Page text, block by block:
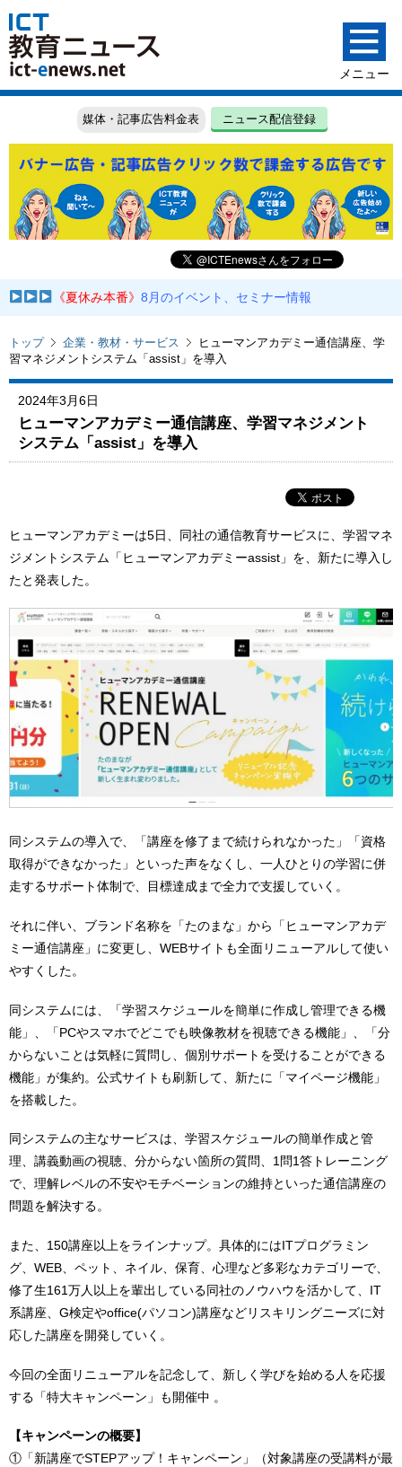
媒体・記事広告料金表 ニュース配信登録
《夏休み本番》8月のイベント、セミナー情報
トップ 企業・教材・サービス
ヒューマンアカデミー通信講座、学
習マネジメントシステム「assist」を導入
2024年3月6日
ヒューマンアカデミー通信講座、学習マネジメント
システム「assist」を導入
ヒューマンアカデミーは5日、同社の通信教育サービスに、学習マネ
ジメントシステム「ヒューマンアカデミーassist」を、新たに導入し
たと発表した。
同システムの導入で、「講座を修了まで続けられなかった」「資格
取得ができなかった」といった声をなくし、一人ひとりの学習に併
走するサポート体制で、目標達成まで全力で支援していく。
それに伴い、ブランド名称を「たのまな」から「ヒューマンアカデ
ミー通信講座」に変更し、WEBサイトも全面リニューアルして使い
やすくした。
同システムには、「学習スケジュールを簡単に作成し管理できる機
能」、「PCやスマホでどこでも映像教材を視聴できる機能」、「分
からないことは気軽に質問し、個別サポートを受けることができる
機能」が集約。公式サイトも刷新して、新たに「マイページ機能」
を搭載した。
同システムの主なサービスは、学習スケジュールの簡単作成と管
理、講義動画の視聴、分からない箇所の質問、1問1答トレーニング
で、理解レベルの不安やモチベーションの維持といった通信講座の
問題を解決する。
また、150講座以上をラインナップ。具体的にはITプログラミン
グ、WEB、ペット、ネイル、保育、心理など多彩なカテゴリーで、
修了生161万人以上を輩出している同社のノウハウを活かして、IT
系講座、G検定やoffice(パソコン)講座などリスキリングニーズに対
応した講座を開発していく。
今回の全面リニューアルを記念して、新しく学びを始める人を応援
する「特大キャンペーン」も開催中 。
【キャンペーンの概要】
①「新講座でSTEPアップ！キャンペーン」（対象講座の受講料が最